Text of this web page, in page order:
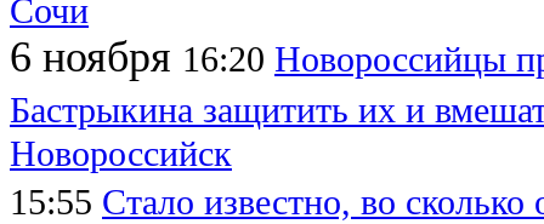
Сочи
6 ноября 16:20 Новороссийцы
Бастрыкина защитить их и
Новороссийск
15:55 Стало известно, во сколько